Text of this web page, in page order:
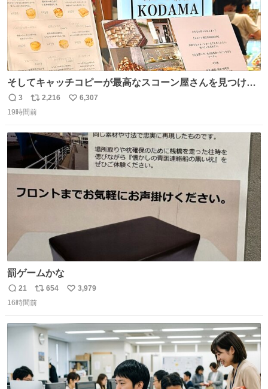
そしてキャッチコピーが最高なスコーン屋さんを見つけて
しまったので思わず買い込んでしまった。スコーンなんて
パッサパサなほどええですからね。
返
信
3
リ
ポ
ト
数
2,216
い
数
6,307
19時間前
罰ゲームかな
返
信
21
リ
ポ
ト
数
654
い
数
3,979
16時間前